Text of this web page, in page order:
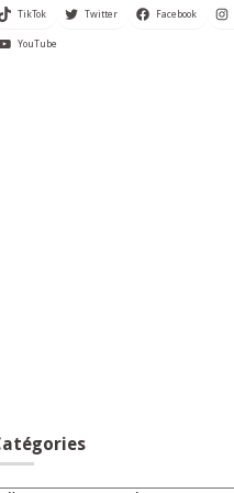
TikTok Twitter Facebook
YouTube